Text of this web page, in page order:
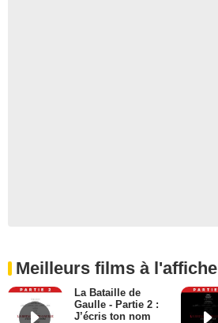
Meilleurs films à l'affiche
La Bataille de
Gaulle - Partie 2 :
J’écris ton nom